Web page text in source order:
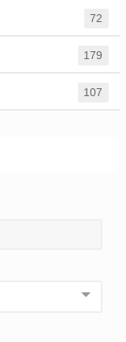
72
179
107